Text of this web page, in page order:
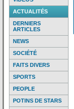
ACTUALITÉS
DERNIERS
ARTICLES
NEWS
SOCIÉTÉ
FAITS DIVERS
SPORTS
PEOPLE
POTINS DE STARS